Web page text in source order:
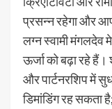
प्रसन्न रहेगा और
लग्न स्वामी मंगलदेव
ऊर्जा को बढ़ा रहे
और पार्टनरशिप में
डिमांडिंग रह सकता